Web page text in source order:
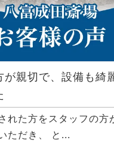
が親切で、設備も綺
れた方をスタッフの方
ただき、 と...